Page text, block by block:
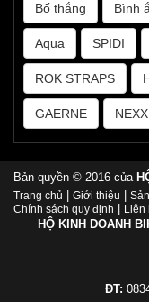
Bố thắng Bình
Aqua SPIDI
ROK STRAPS
GAERNE NEXX
Bản quyền © 2016 của
Trang chủ Giới thiệu
Chính sách quy định Liên
HỘ KINH DOANH
ĐT: